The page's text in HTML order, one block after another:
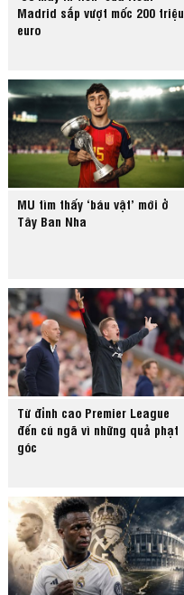
Madrid sắp vượt mốc 200 triệu
euro
MU tìm thấy ‘báu vật’ mới ở
Tây Ban Nha
Từ đỉnh cao Premier League
đến cú ngã vì những quả phạt
góc